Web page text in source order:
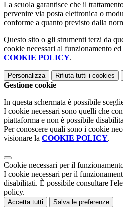
La scuola garantisce che il
pervenire via posta elettronica o
conforme a quanto previsto dalla
Questo sito o gli strumenti terzi da
cookie necessari al funzionamento
COOKIE POLICY.
Personalizza Rifiuta tutti i cookies
Gestione cookie
In questa schermata è possibile
I cookie necessari sono quelli che
piattaforma e non è possibile
Per conoscere quali sono i cookie
visionare la COOKIE POLICY.
Cookie necessari per il
I cookie necessari per il
disabilitati. È possibile consultare
policy.
Accetta tutti Salva le preferenze